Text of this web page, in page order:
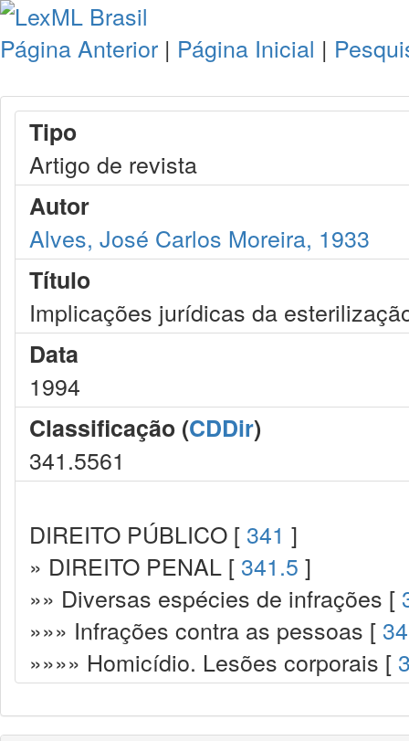
Página Anterior | Página Inicial |
Tipo
Artigo de revista
Autor
Alves, José Carlos Moreira, 1933
Título
Implicações jurídicas da
Data
1994
Classificação (CDDir)
341.5561
DIREITO PÚBLICO [ 341 ]
» DIREITO PENAL [ 341.5 ]
»» Diversas espécies de infrações [
»»» Infrações contra as pessoas [
»»»» Homicídio. Lesões corporais [